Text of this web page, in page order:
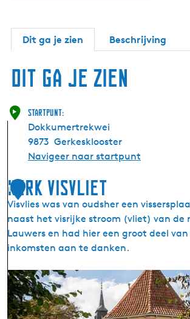
Dit ga je zien Beschrijving
Dit ga je zien
Startpunt:
Dokkumertrekwei
9873 Gerkesklooster
Navigeer naar startpunt
1
Kerk Visvliet
Visvlies was van oudsher een
naast het visrijke stroom (vliet) van de
Lauwers en had hier een groot deel
inkomsten aan te danken.
K
e
r